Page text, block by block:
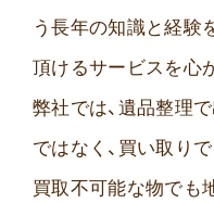
う長年の知識と経験
頂けるサービスを心
弊社では、遺品整理
ではなく、買い取り
買取不可能な物でも